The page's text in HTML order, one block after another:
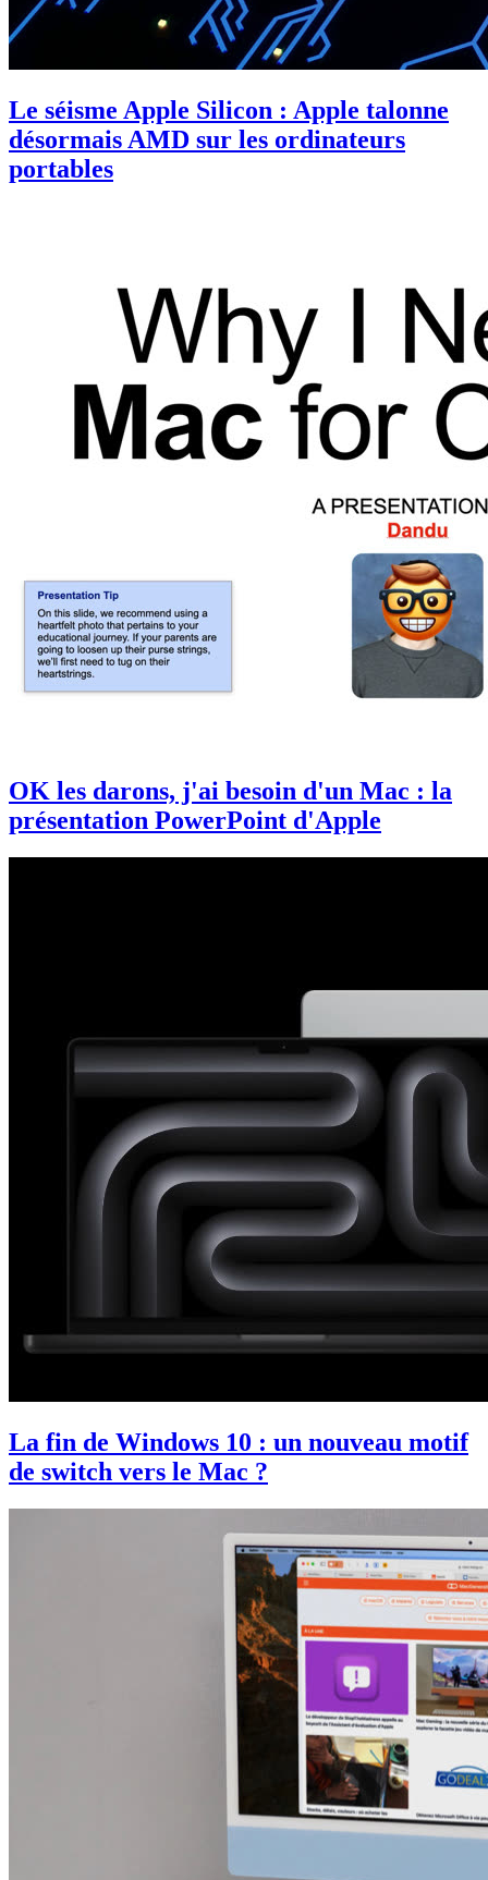
Le séisme Apple Silicon : Apple talonne
désormais AMD sur les ordinateurs
portables
OK les darons, j'ai besoin d'un Mac : la
présentation PowerPoint d'Apple
La fin de Windows 10 : un nouveau motif
de switch vers le Mac ?